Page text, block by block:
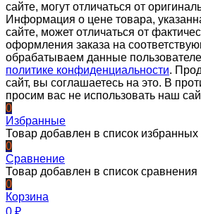
сайте, могут отличаться от
Информация о цене товара,
сайте, может отличаться от
оформления заказа на
обрабатываем данные
политике конфиденциальности.
сайт, вы соглашаетесь на это. В
просим вас не использовать наш
0
Избранные
Товар добавлен в список избранных
0
Сравнение
Товар добавлен в список сравнения
0
Корзина
0 ₽